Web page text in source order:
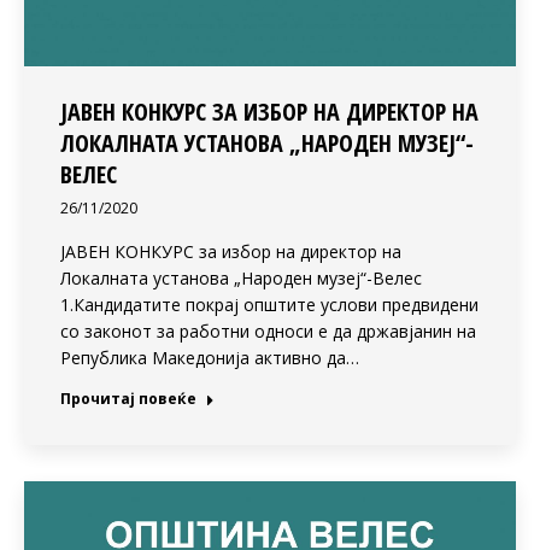
ЈАВЕН КОНКУРС ЗА ИЗБОР НА ДИРЕКТОР НА
ЛОКАЛНАТА УСТАНОВА „НАРОДЕН МУЗЕЈ“-
ВЕЛЕС
26/11/2020
ЈАВЕН КОНКУРС за избор на директор на
Локалната установа „Народен музеј“-Велес
1.Кандидатите покрај општите услови предвидени
со законот за работни односи е да државјанин на
Република Македонија активно да…
Прочитај повеќе